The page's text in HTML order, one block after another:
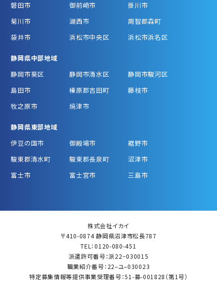
磐田市
御前崎市
掛川市
菊川市
湖西市
周智郡森町
袋井市
浜松市中央区 浜松市浜名区
静岡県中部地域
静岡市葵区
静岡市清水区
静岡市駿河区
島田市
榛原郡吉田町
藤枝市
牧之原市
焼津市
静岡県東部地域
伊豆の国市
御殿場市
裾野市
駿東郡清水町
駿東郡長泉町
沼津市
富士市
富士宮市 三島市
株式会社イカイ
〒410-0874 静岡県沼津市松長787
TEL：0120-080-451
派遣許可番号：派22−030015
職業紹介番号：22–ユ–030023
特定募集情報等提供事業受理番号：51-募-001828（第1号）